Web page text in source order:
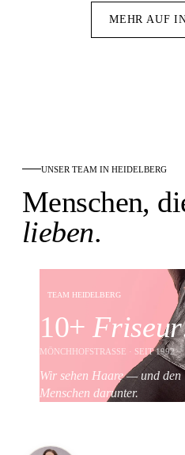
MEHR AUF
UNSER TEAM IN HEIDELBERG
Menschen,
lieben.
TEAM HEIDELBERG
10+
MÖNCHHOFSTRASSE · SEIT 1992
Wir sehen Haare — und den
Menschen darunter.